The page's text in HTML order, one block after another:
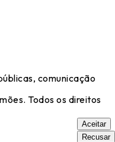
comunicação
Todos os direitos
Aceitar
Recusar